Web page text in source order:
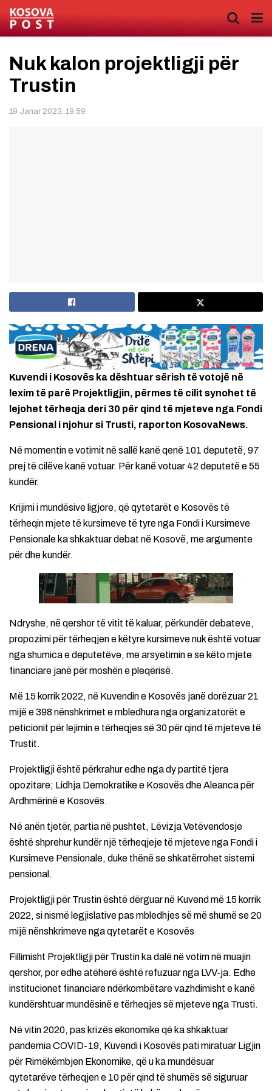
Nuk kalon projektligji për
Trustin
19 Janar 2023, 19:59
Kuvendi i Kosovës ka dështuar sërish të votojë në
lexim të parë Projektligjin, përmes të cilit synohet të
lejohet tërheqja deri 30 për qind të mjeteve nga Fondi
Pensional i njohur si Trusti, raporton KosovaNews.
Në momentin e votimit në sallë kanë qenë 101 deputetë, 97
prej të cilëve kanë votuar. Për kanë votuar 42 deputetë e 55
kundër.
Krijimi i mundësive ligjore, që qytetarët e Kosovës të
tërheqin mjete të kursimeve të tyre nga Fondi i Kursimeve
Pensionale ka shkaktuar debat në Kosovë, me argumente
për dhe kundër.
Ndryshe, në qershor të vitit të kaluar, përkundër debateve,
propozimi për tërheqjen e këtyre kursimeve nuk është votuar
nga shumica e deputetëve, me arsyetimin e se këto mjete
financiare janë për moshën e pleqërisë.
Më 15 korrik 2022, në Kuvendin e Kosovës janë dorëzuar 21
mijë e 398 nënshkrimet e mbledhura nga organizatorët e
peticionit për lejimin e tërheqjes së 30 për qind të mjeteve të
Trustit.
Projektligji është përkrahur edhe nga dy partitë tjera
opozitare; Lidhja Demokratike e Kosovës dhe Aleanca për
Ardhmërinë e Kosovës.
Në anën tjetër, partia në pushtet, Lëvizja Vetëvendosje
është shprehur kundër një tërheqjeje të mjeteve nga Fondi i
Kursimeve Pensionale, duke thënë se shkatërrohet sistemi
pensional.
Projektligji për Trustin është dërguar në Kuvend më 15 korrik
2022, si nismë legjislative pas mbledhjes së më shumë se 20
mijë nënshkrimeve nga qytetarët e Kosovës
Fillimisht Projektligji për Trustin ka dalë në votim në muajin
qershor, por edhe atëherë është refuzuar nga LVV-ja. Edhe
institucionet financiare ndërkombëtare vazhdimisht e kanë
kundërshtuar mundësinë e tërheqjes së mjeteve nga Trusti.
Në vitin 2020, pas krizës ekonomike që ka shkaktuar
pandemia COVID-19, Kuvendi i Kosovës pati miratuar Ligjin
për Rimëkëmbjen Ekonomike, që u ka mundësuar
qytetarëve tërheqjen e 10 për qind të shumës së siguruar